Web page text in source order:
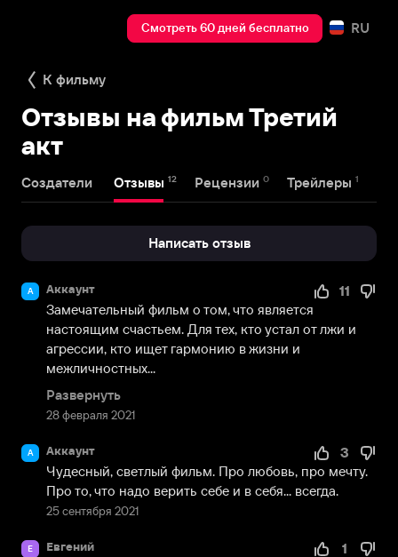
Смотреть 60 дней бесплатно RU
К фильму
Отзывы на фильм Третий
акт
Создатели Отзывы 12 Рецензии 0 Трейлеры 1
Написать отзыв
А Аккаунт
28 февраля 2021
11
Замечательный фильм о том, что является
настоящим счастьем. Для тех, кто устал от лжи и
агрессии, кто ищет гармонию в жизни и
межличностных...
Развернуть
А Аккаунт
25 сентября 2021
3
Чудесный, светлый фильм. Про любовь, про мечту.
Про то, что надо верить себе и в себя... всегда.
Е Евгений
1